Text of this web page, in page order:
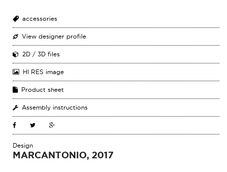
accessories
View designer profile
2D / 3D files
HI RES image
Product sheet
Assembly instructions
Design
MARCANTONIO, 2017